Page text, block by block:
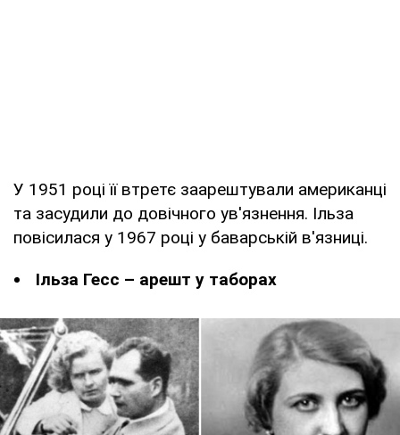
У 1951 році її втретє заарештували американці
та засудили до довічного ув'язнення. Ільза
повісилася у 1967 році у баварській в'язниці.
Ільза Гесс – арешт у таборах